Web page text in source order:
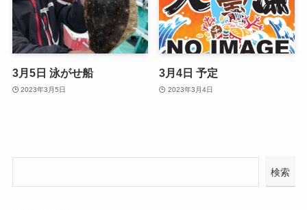
3月5日 泳がせ船
2023年3月5日
3月4日 予定
2023年3月4日
検索